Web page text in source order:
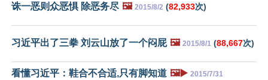
诛一恶则众恶惧 除恶务尽 🖼️ 2015/8/2 (82,933次)
习近平出了三拳 刘云山放了一个闷屁 🖼️ 2015/8/1 (88,667次)
看懂习近平：鞋合不合适,只有脚知道 🖼️▶️ 2015/7/31